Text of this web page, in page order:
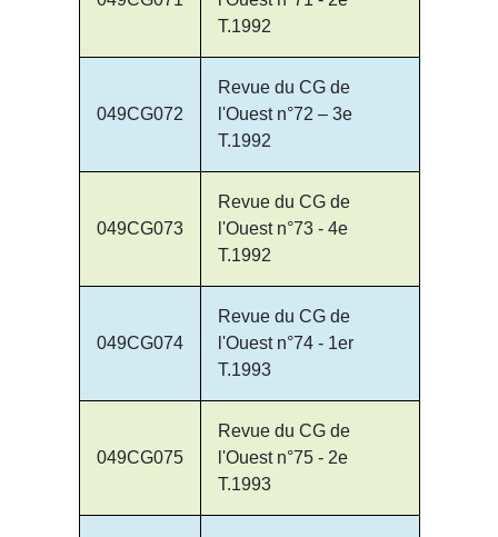
T.1992
049CG072
Revue du CG de
l'Ouest n°72 – 3e
T.1992
049CG073
Revue du CG de
l'Ouest n°73 - 4e
T.1992
049CG074
Revue du CG de
l'Ouest n°74 - 1er
T.1993
049CG075
Revue du CG de
l'Ouest n°75 - 2e
T.1993